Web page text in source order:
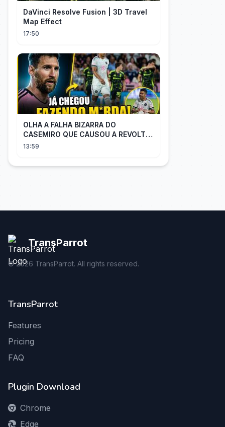
DaVinci Resolve Fusion | 3D Travel
Map Effect
17:50
OLHA A FALHA BIZARRA DO
CASEMIRO QUE CAUSOU A REVOLTA
DOS TORCEDORES DO SEU NOVO
13:59
TransParrot
©2026 TransParrot. All rights reserved.
TransParrot
Features
Pricing
FAQ
Plugin Download
Chrome
Edge